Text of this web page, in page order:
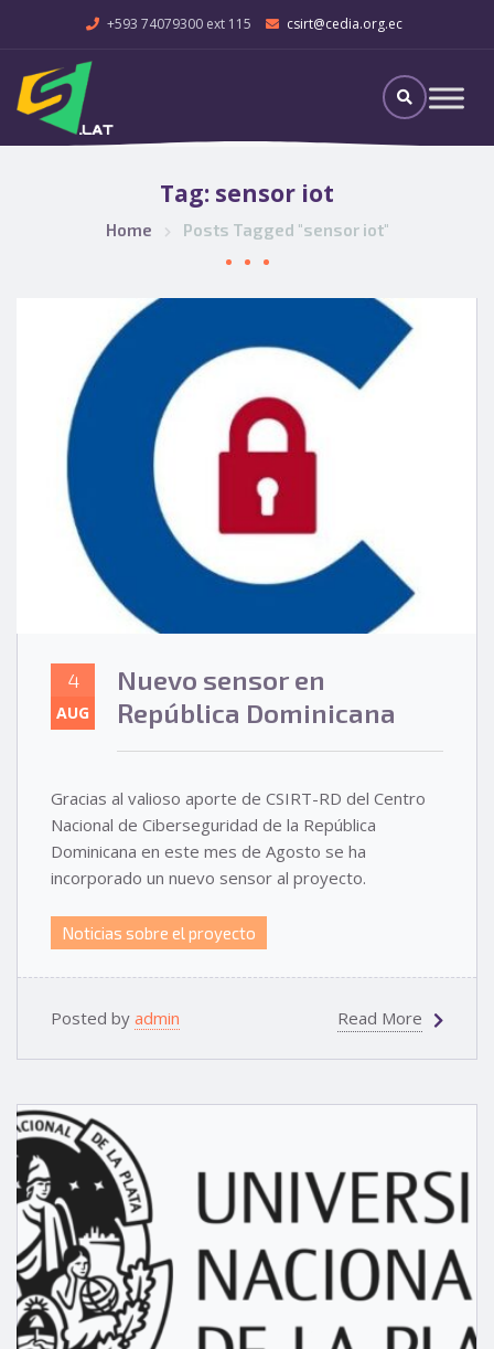
+593 74079300 ext 115 csirt@cedia.org.ec
Tag: sensor iot
Home Posts Tagged "sensor iot"
4
AUG
Nuevo sensor en
República Dominicana
Gracias al valioso aporte de CSIRT-RD del Centro
Nacional de Ciberseguridad de la República
Dominicana en este mes de Agosto se ha
incorporado un nuevo sensor al proyecto.
Noticias sobre el proyecto
Posted by admin Read More